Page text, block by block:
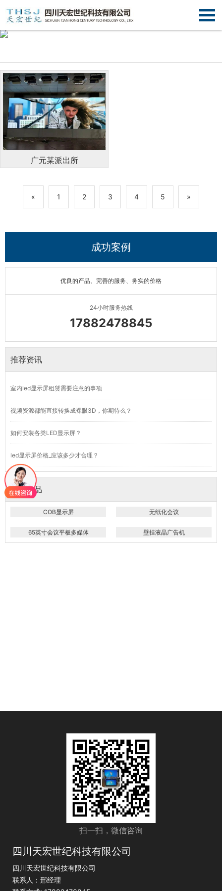
广元某派出所
« 1 2 3 4 5 »
成功案例
优良的产品、完善的服务、务实的价格
24小时服务热线
17882478845
推荐资讯
室内led显示屏租赁需要注意的事项
视频资源都能直接转换成裸眼3D，你期待么？
如何安装各类LED显示屏？
led显示屏价格_应该多少才合理？
推荐产品
COB显示屏 无纸化会议
65英寸会议平板多媒体 壁挂液晶广告机
扫一扫，微信咨询
四川天宏世纪科技有限公司
四川天宏世纪科技有限公司
联系人：邢经理